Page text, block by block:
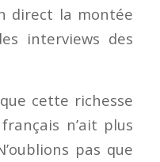
direct la montée
interviews des
cette richesse
n’ait plus
pas que